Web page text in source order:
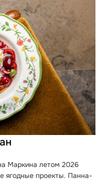
Маркина летом 2026
ягодные проекты. Панна-